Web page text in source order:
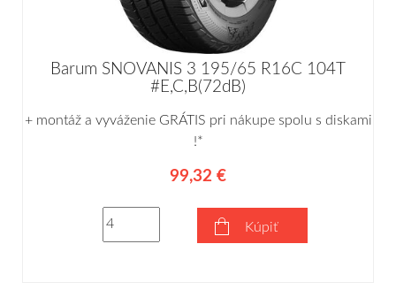
Barum SNOVANIS 3 195/65 R16C 104T
#E,C,B(72dB)
+ montáž a vyváženie GRÁTIS pri nákupe spolu s diskami
!*
99,32 €
Kúpiť